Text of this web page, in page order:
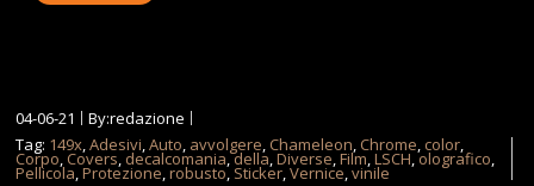
04-06-21
By:redazione
Tag: 149x,Adesivi,Auto, avvolgere, Chameleon, Chrome, color,
Corpo, Covers, decalcomania,della,Diverse,Film,LSCH,olografico,
Pellicola,Protezione,robusto, Sticker,Vernice,vinile